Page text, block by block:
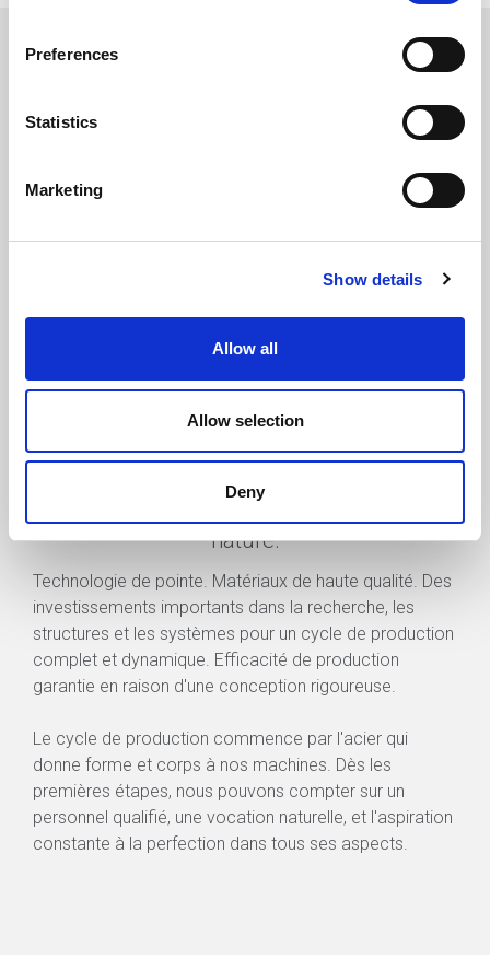
Preferences
Statistics
Marketing
Show details
Allow all
Allow selection
Deny
LES HOMMES, LA
TECHNOLOGIE : NOTRE
CHEMIN VERS L'AVENIR
harmonieux et un modèle d'entreprise
ambitieux qui assure l'équilibre entre
développement technologique et
ressources humaines, et entre science et
nature.
Technologie de pointe. Matériaux de haute qualité. Des
investissements importants dans la recherche, les
structures et les systèmes pour un cycle de production
complet et dynamique. Efficacité de production
garantie en raison d'une conception rigoureuse.
Le cycle de production commence par l'acier qui
donne forme et corps à nos machines. Dès les
premières étapes, nous pouvons compter sur un
personnel qualifié, une vocation naturelle, et l'aspiration
constante à la perfection dans tous ses aspects.